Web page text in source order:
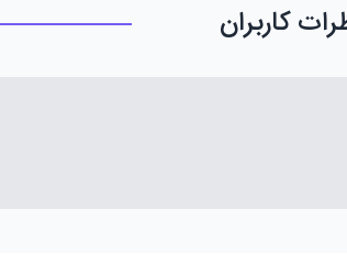
کاربران